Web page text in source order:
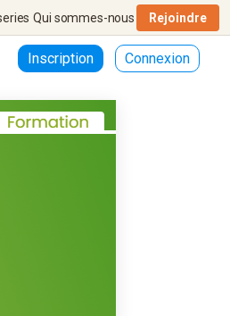
Qui sommes-nous Rejoindre
Inscription Connexion